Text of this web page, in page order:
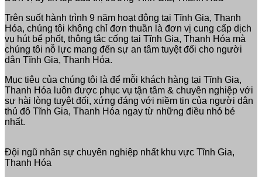
Trên suốt hành trình 9 năm hoạt động tại Tĩnh Gia, Thanh
Hóa, chúng tôi không chỉ đơn thuần là đơn vị cung cấp dịch
vụ hút bể phốt, thông tắc cống tại Tĩnh Gia, Thanh Hóa mà
chúng tôi nỗ lực mang đến sự an tâm tuyệt đối cho người
dân Tĩnh Gia, Thanh Hóa.
Mục tiêu của chúng tôi là để mỗi khách hàng tại Tĩnh Gia,
Thanh Hóa luôn được phục vụ tận tâm & chuyên nghiệp với
sự hài lòng tuyệt đối, xứng đáng với niềm tin của người dân
thủ đô Tĩnh Gia, Thanh Hóa ngay từ những điều nhỏ bé
nhất.
Đội ngũ nhân sự chuyên nghiệp nhất khu vực Tĩnh Gia,
Thanh Hóa